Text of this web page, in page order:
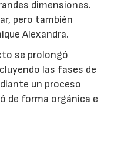
dimensiones.
pero también
Alexandra.
se prolongó
las fases de
un proceso
de forma orgánica e